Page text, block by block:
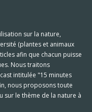
sur la nature,
(plantes et animaux
afin que chacun puisse
Nous traitons
intitulée "15 minutes
nous proposons toute
sur le thème de la nature à